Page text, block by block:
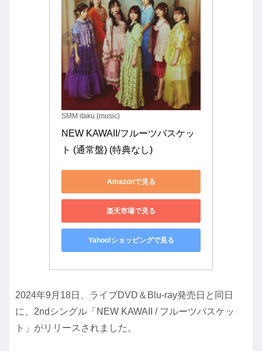
SMM itaku (music)
NEW KAWAII/フルーツバスケッ
ト (通常盤) (特典なし)
Amazonで見る
楽天市場で見る
Yahoo!ショッピングで見る
2024年9月18日、ライブDVD＆Blu-ray発売日と同日
に、2ndシングル「NEW KAWAII / フルーツバスケッ
ト」がリリースされました。